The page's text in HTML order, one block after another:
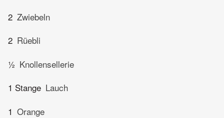
2 Zwiebeln
2 Rüebli
½ Knollensellerie
1 Stange Lauch
1 Orange